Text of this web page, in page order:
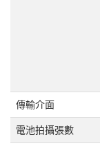
傳輸介面
電池拍攝張數